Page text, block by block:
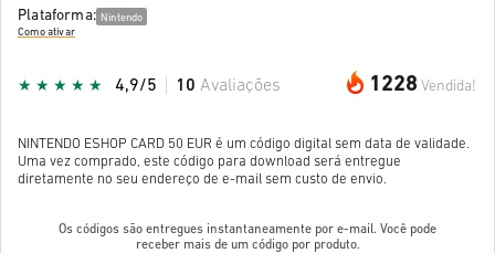
Plataforma: Nintendo
Como ativar
1228 Vendida!
4,9/5 10 Avaliações
NINTENDO ESHOP CARD 50 EUR é um código digital sem data de validade.
Uma vez comprado, este código para download será entregue
diretamente no seu endereço de e-mail sem custo de envio.
Os códigos são entregues instantaneamente por e-mail. Você pode
receber mais de um código por produto.